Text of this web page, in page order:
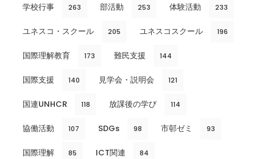
学校行事 263 部活動 253 体験活動 233
ユネスコ・スクール 205 ユネスコスクール 196
国際理解教育 173 難民支援 144
国際支援 140 見学会・説明会 121
国連UNHCR 118 放課後の学び 114
協働活動 107 SDGs 98 市邨ゼミ 93
国際理解 85 ICT関連 84